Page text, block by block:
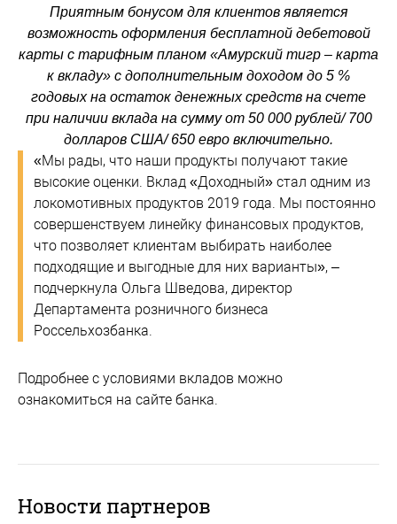
Приятным бонусом для клиентов является
возможность оформления бесплатной дебетовой
карты с тарифным планом «Амурский тигр – карта
к вкладу» с дополнительным доходом до 5 %
годовых на остаток денежных средств на счете
при наличии вклада на сумму от 50 000 рублей/ 700
долларов США/ 650 евро включительно.
«Мы рады, что наши продукты получают такие
высокие оценки. Вклад «Доходный» стал одним из
локомотивных продуктов 2019 года. Мы постоянно
совершенствуем линейку финансовых продуктов,
что позволяет клиентам выбирать наиболее
подходящие и выгодные для них варианты», –
подчеркнула Ольга Шведова, директор
Департамента розничного бизнеса
Россельхозбанка.
Подробнее с условиями вкладов можно
ознакомиться на сайте банка.
Новости партнеров